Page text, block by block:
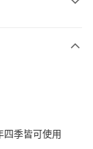
季皆可使用